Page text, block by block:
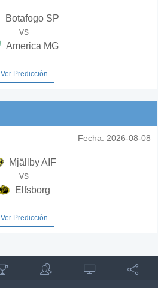
Botafogo SP
vs
America MG
Ver Predicción
Fecha: 2026-08-08
Mjällby AIF
vs
Elfsborg
Ver Predicción